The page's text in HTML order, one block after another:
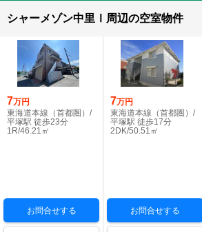
シャーメゾン中里Ⅰ周辺の空室物件
7万円
東海道本線（首都圏）/
平塚駅 徒歩23分
1R/46.21㎡
お問合せする
7万円
東海道本線（首都圏）/
平塚駅 徒歩17分
2DK/50.51㎡
お問合せする